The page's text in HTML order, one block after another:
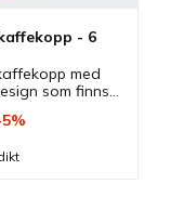
- 6
med
som finns i
Praktiska
och i
5%